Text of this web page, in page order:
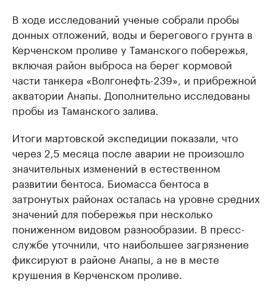
В ходе исследований ученые собрали пробы
донных отложений, воды и берегового грунта в
Керченском проливе у Таманского побережья,
включая район выброса на берег кормовой
части танкера «Волгонефть-239», и прибрежной
акватории Анапы. Дополнительно исследованы
пробы из Таманского залива.
Итоги мартовской экспедиции показали, что
через 2,5 месяца после аварии не произошло
значительных изменений в естественном
развитии бентоса. Биомасса бентоса в
затронутых районах осталась на уровне средних
значений для побережья при несколько
пониженном видовом разнообразии. В пресс-
службе уточнили, что наибольшее загрязнение
фиксируют в районе Анапы, а не в месте
крушения в Керченском проливе.